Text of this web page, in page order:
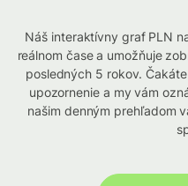
Náš interaktívny graf PLN
reálnom čase a umožňuje
posledných 5 rokov.
upozornenie a my vám
našim denným prehľadom